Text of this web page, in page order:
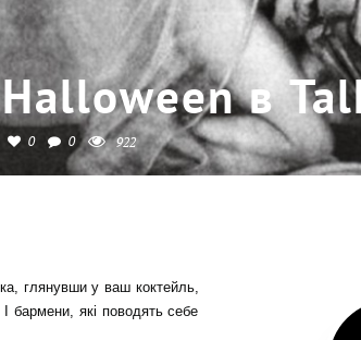
в
0 0 922
глянувши у ваш коктейль,
бармени, які поводять себе